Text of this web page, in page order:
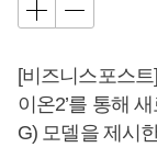
[비즈니스포스
이온2’를 통해
G) 모델을 제시